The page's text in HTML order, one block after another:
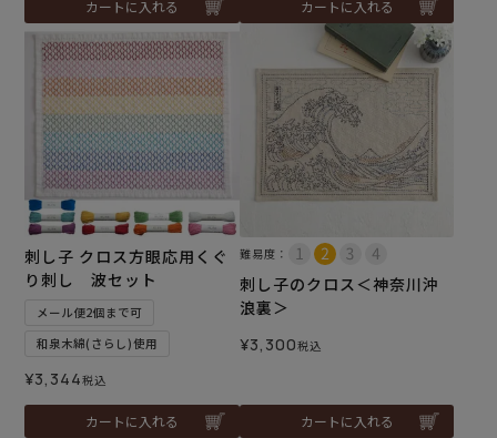
カートに入れる カートに入れる
刺し子 クロス方眼応用くぐ
り刺し 波セット
メール便2個まで可
和泉木綿(さらし)使用
¥3,344税込
カートに入れる
難易度：
刺し子のクロス＜神奈川沖
浪裏＞
¥3,300税込
カートに入れる